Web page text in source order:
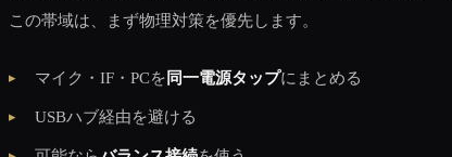
この帯域は、まず物理対策を優先します。
マイク・IF・PCを 同一電源タップにまとめる
USBハブ経由を避ける